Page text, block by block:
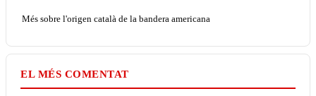
Més sobre l'origen català de la bandera americana
EL MÉS COMENTAT